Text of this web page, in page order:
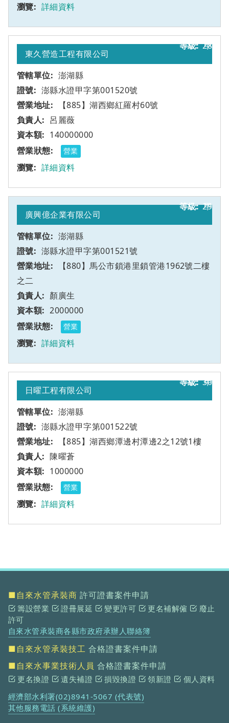
詳細資料
28
東久營造工程有限公司
澎湖縣
澎縣水證甲字第001520號
【885】湖西鄉紅羅村60號
甲
呂麗薇
140000000
營業
詳細資料
29
廣興億企業有限公司
澎湖縣
澎縣水證甲字第001521號
【880】馬公市鎖港里鎖管港1962號二樓
之二
甲
顏廣生
2000000
營業
詳細資料
30
日曜工程有限公司
澎湖縣
澎縣水證甲字第001522號
【885】湖西鄉潭邊村潭邊2之12號1樓
甲
陳曜蒼
1000000
營業
詳細資料
■自來水管承裝商 許可證書案件申請
籌設營業 證冊展延 變更許可 更名補解僱
廢止
許可
自來水管承裝商各縣市政府承辦人聯絡簿
■自來水管承裝技工 合格證書案件申請
■自來水事業技術人員 合格證書案件申請
更名換證 遺失補證 損毀換證 領新證
個人資料
經濟部水利署(02)8941-5067 (代表號)
其他服務電話 (系統維護)